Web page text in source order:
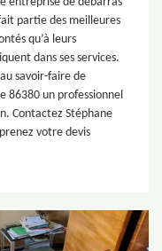
partie des meilleures
qu’à leurs
dans ses services.
savoir-faire de
86380 un professionnel
Contactez Stéphane
votre devis